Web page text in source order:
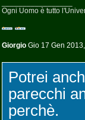
Ogni Uomo è tutto
Giorgio Gio 17 Gen
Potrei
parecchi
perchè.